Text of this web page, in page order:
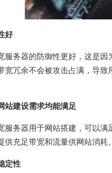
好
服务器的防御性更好，这是
宽冗余不会被攻击占满，导
站建设需求均能满足
服务器用于网站搭建，可以
供充足带宽和流量供网站消耗。
定性